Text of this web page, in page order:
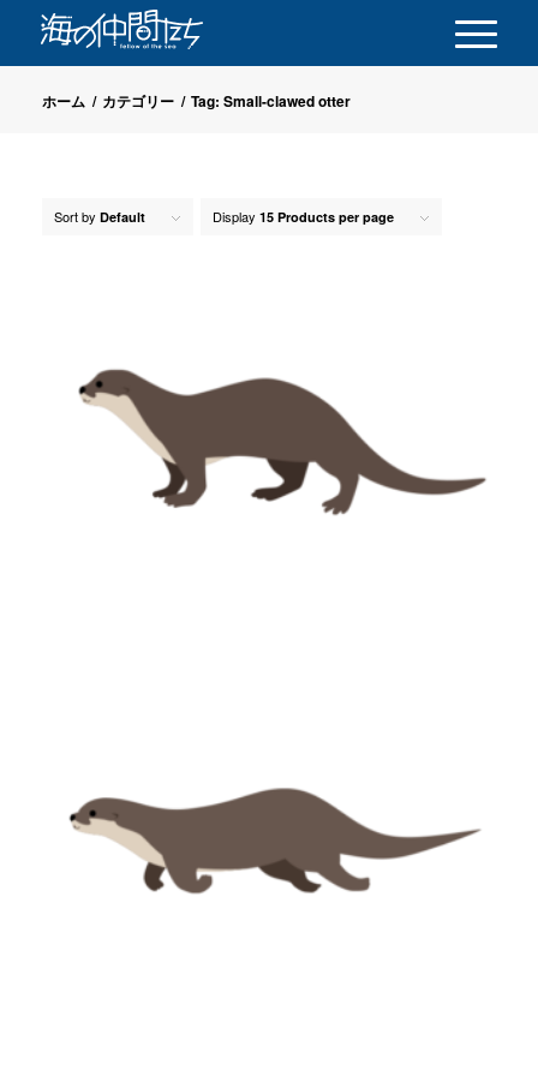
ホーム / カテゴリー / Tag: Small-clawed otter
Sort by Default Display 15 Products per page